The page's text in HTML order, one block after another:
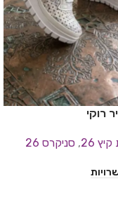
רוקי
26
, סניקרס 26